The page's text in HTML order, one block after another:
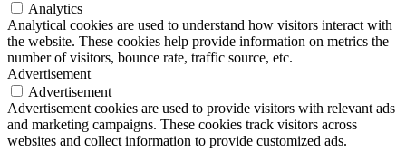
Analytics
Analytical cookies are used to understand how visitors interact with
the website. These cookies help provide information on metrics the
number of visitors, bounce rate, traffic source, etc.
Advertisement
Advertisement
Advertisement cookies are used to provide visitors with relevant ads
and marketing campaigns. These cookies track visitors across
websites and collect information to provide customized ads.